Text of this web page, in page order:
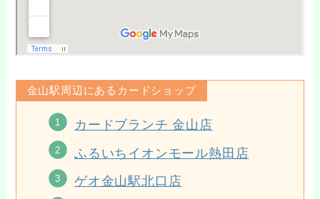
金山駅周辺にあるカードショップ
カードブランチ 金山店
ふるいちイオンモール熱田店
ゲオ金山駅北口店